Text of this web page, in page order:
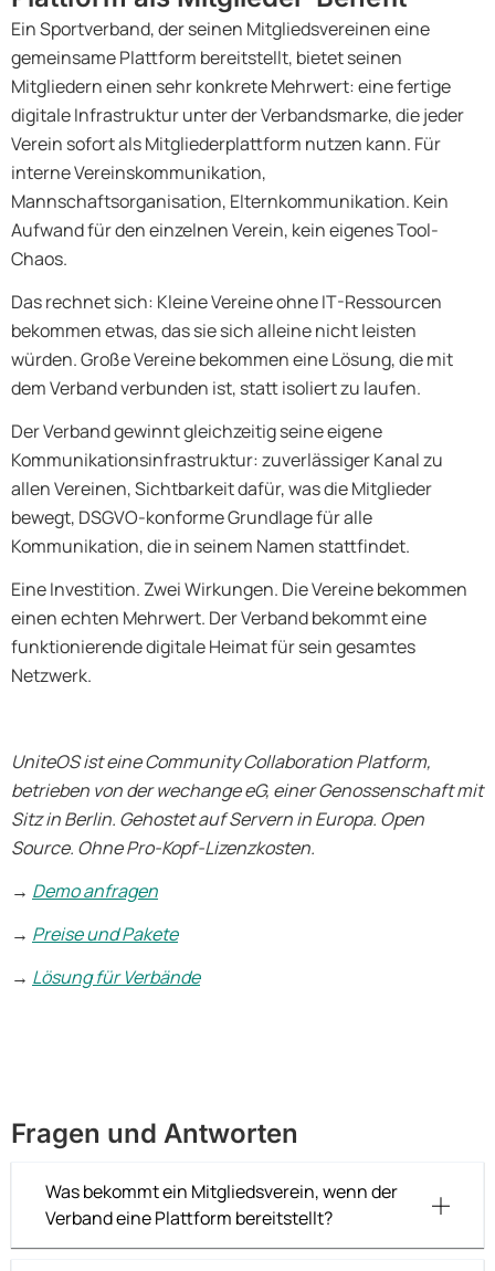
Ein Sportverband, der seinen Mitgliedsvereinen eine
gemeinsame Plattform bereitstellt, bietet seinen
Mitgliedern einen sehr konkrete Mehrwert: eine fertige
digitale Infrastruktur unter der Verbandsmarke, die jeder
Verein sofort als Mitgliederplattform nutzen kann. Für
interne Vereinskommunikation,
Mannschaftsorganisation, Elternkommunikation. Kein
Aufwand für den einzelnen Verein, kein eigenes Tool-
Chaos.
Das rechnet sich: Kleine Vereine ohne IT-Ressourcen
bekommen etwas, das sie sich alleine nicht leisten
würden. Große Vereine bekommen eine Lösung, die mit
dem Verband verbunden ist, statt isoliert zu laufen.
Der Verband gewinnt gleichzeitig seine eigene
Kommunikationsinfrastruktur: zuverlässiger Kanal zu
allen Vereinen, Sichtbarkeit dafür, was die Mitglieder
bewegt, DSGVO-konforme Grundlage für alle
Kommunikation, die in seinem Namen stattfindet.
Eine Investition. Zwei Wirkungen. Die Vereine bekommen
einen echten Mehrwert. Der Verband bekommt eine
funktionierende digitale Heimat für sein gesamtes
Netzwerk.
UniteOS ist eine Community Collaboration Platform,
betrieben von der wechange eG, einer Genossenschaft mit
Sitz in Berlin. Gehostet auf Servern in Europa. Open
Source. Ohne Pro-Kopf-Lizenzkosten.
→ Demo anfragen
→ Preise und Pakete
→ Lösung für Verbände
Fragen und Antworten
Was bekommt ein Mitgliedsverein, wenn der
Verband eine Plattform bereitstellt?